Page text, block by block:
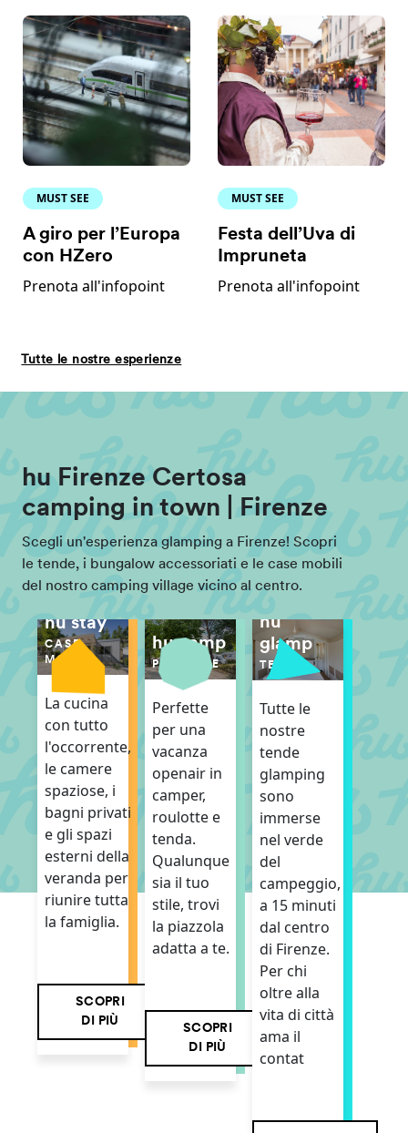
MUST SEE
A giro per l’Europa
con HZero
Prenota all'infopoint
MUST SEE
Festa dell’Uva di
Impruneta
Prenota all'infopoint
Tutte le nostre esperienze
hu Firenze Certosa
camping in town | Firenze
Scegli un'esperienza glamping a Firenze! Scopri
le tende, i bungalow accessoriati e le case mobili
del nostro camping village vicino al centro.
hu stay
CASE
MOBILI
La cucina
con tutto
l'occorrente,
le camere
spaziose, i
bagni privati
e gli spazi
esterni della
veranda per
riunire tutta
la famiglia.
SCOPRI
DI PIÙ
hu camp
PIAZZOLE
Perfette
per una
vacanza
openair in
camper,
roulotte e
tenda.
Qualunque
sia il tuo
stile, trovi
la piazzola
adatta a te.
SCOPRI
DI PIÙ
hu
glamp
TENDE
Tutte le
nostre
tende
glamping
sono
immerse
nel verde
del
campeggio,
a 15 minuti
dal centro
di Firenze.
Per chi
oltre alla
vita di città
ama il
contat